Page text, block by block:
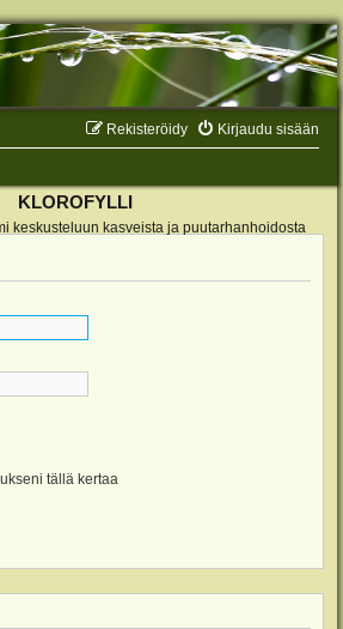
Kirjaudu sisään
Rekisteröidy
KLOROFYLLI
keskusteluun kasveista ja puutarhanhoidosta
tällä kertaa